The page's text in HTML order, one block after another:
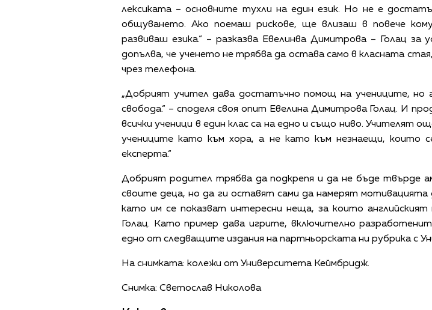
лексиката – основните тухли на един език. Но не е
общуването. Ако поемаш рискове, ще влизаш в повече
развиваш езика.“ – разказва Евелинва Димитрова – Голац
допълва, че ученето не трябва да остава само в класната
чрез телефона.
„Добрият учител дава достатъчно помощ на учениците, но
свобода.“ – споделя своя опит Евелина Димитрова Голац. И
всички ученици в един клас са на едно и също ниво. Учителят
учениците като към хора, а не като към незнаещи, които
експерта.“
Добрият родител трябва да подкрепя и да не бъде твърде
своите деца, но да ги оставят сами да намерят
като им се показват интересни неща, за които
Голац. Като пример дава игрите, включително
eдно от следващите издания на партньорската ни рубрика с
На снимката: колежи от Университета Кеймбридж.
Снимка: Светослав Николова